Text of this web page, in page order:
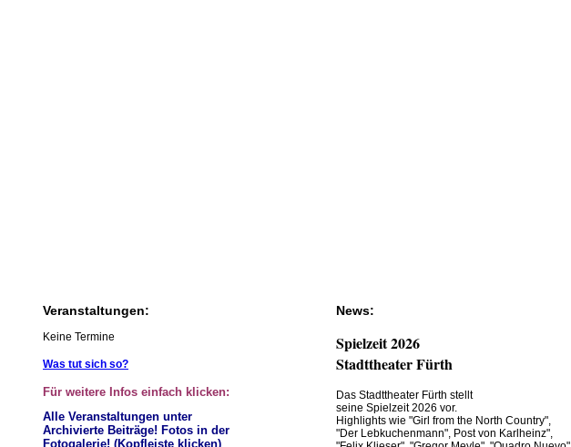
Veranstaltungen:
Keine Termine
Was tut sich so?
Für weitere Infos einfach klicken:
Alle Veranstaltungen unter
Archivierte Beiträge! Fotos in der
Fotogalerie! (Kopfleiste klicken)
News:
Spielzeit 2026
Stadttheater Fürth
Das Stadttheater Fürth stellt
seine Spielzeit 2026 vor.
Highlights wie "Girl from the North Country",
"Der Lebkuchenmann", Post von Karlheinz",